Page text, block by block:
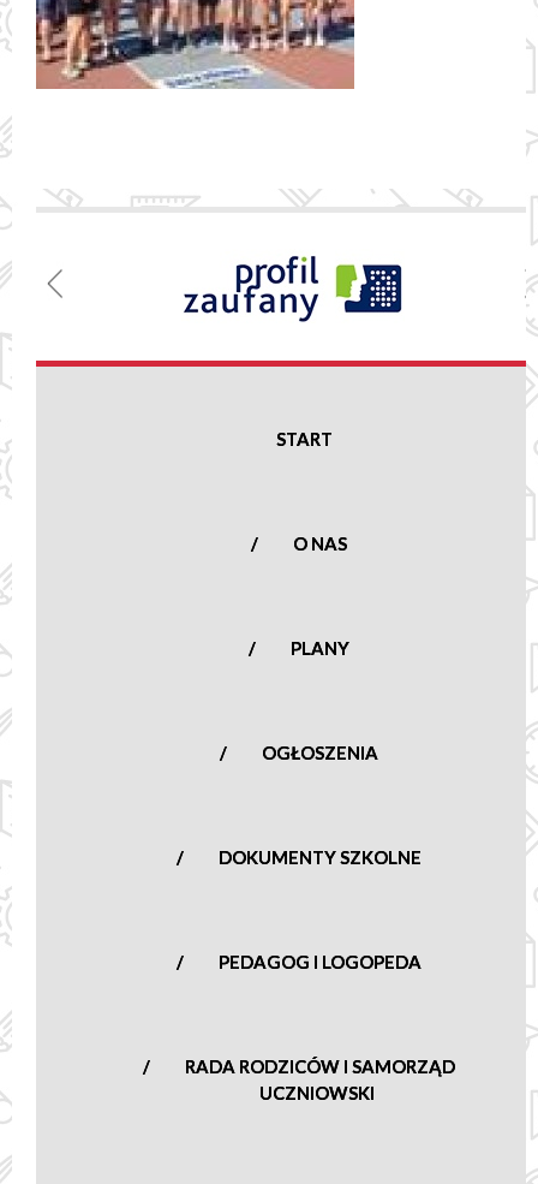
(46) 861 23
START
O NAS
PLANY
OGŁOSZENIA
DOKUMENTY SZKOLNE
PEDAGOG I LOGOPEDA
RADA RODZICÓW I SAMORZĄD
UCZNIOWSKI